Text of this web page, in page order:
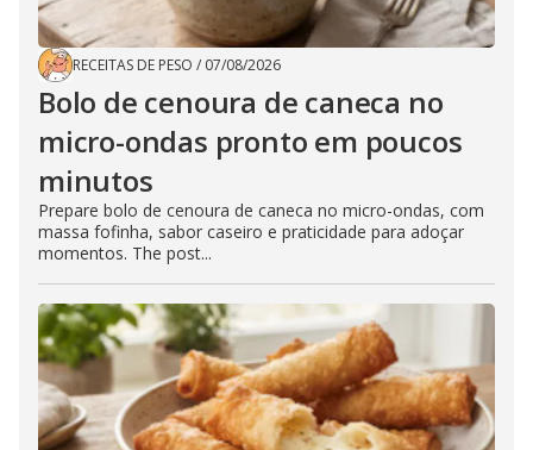
RECEITAS DE PESO / 07/08/2026
Bolo de cenoura de caneca no
micro-ondas pronto em poucos
minutos
Prepare bolo de cenoura de caneca no micro-ondas, com
massa fofinha, sabor caseiro e praticidade para adoçar
momentos. The post...